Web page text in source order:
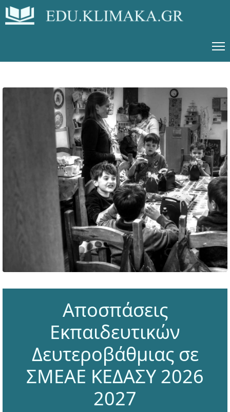
Αποσπάσεις
Εκπαιδευτικών
Δευτεροβάθμιας σε
ΣΜΕΑΕ ΚΕΔΑΣΥ 2026
2027